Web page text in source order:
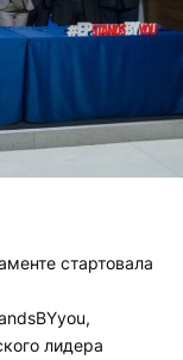
стартовала
лидера